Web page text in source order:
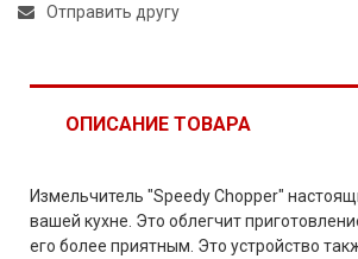
Отправить другу
ОПИСАНИЕ ТОВАРА
Измельчитель "Speedy Chopper"
вашей кухне. Это облегчит
его более приятным. Это устройство